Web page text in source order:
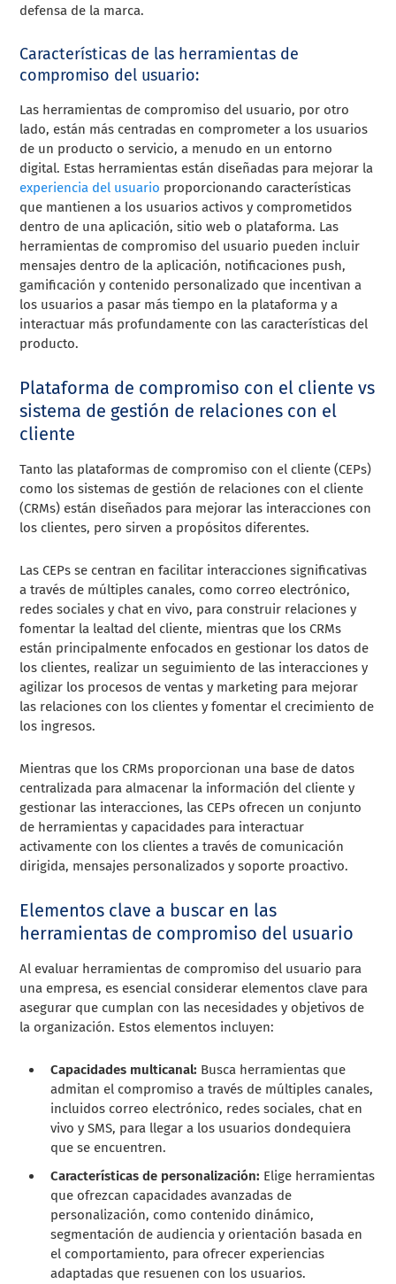
defensa de la marca.
Características de las herramientas de
compromiso del usuario:
Las herramientas de compromiso del usuario, por otro
lado, están más centradas en comprometer a los usuarios
de un producto o servicio, a menudo en un entorno
digital. Estas herramientas están diseñadas para mejorar la
experiencia del usuario proporcionando características
que mantienen a los usuarios activos y comprometidos
dentro de una aplicación, sitio web o plataforma. Las
herramientas de compromiso del usuario pueden incluir
mensajes dentro de la aplicación, notificaciones push,
gamificación y contenido personalizado que incentivan a
los usuarios a pasar más tiempo en la plataforma y a
interactuar más profundamente con las características del
producto.
Plataforma de compromiso con el cliente vs
sistema de gestión de relaciones con el
cliente
Tanto las plataformas de compromiso con el cliente (CEPs)
como los sistemas de gestión de relaciones con el cliente
(CRMs) están diseñados para mejorar las interacciones con
los clientes, pero sirven a propósitos diferentes.
Las CEPs se centran en facilitar interacciones significativas
a través de múltiples canales, como correo electrónico,
redes sociales y chat en vivo, para construir relaciones y
fomentar la lealtad del cliente, mientras que los CRMs
están principalmente enfocados en gestionar los datos de
los clientes, realizar un seguimiento de las interacciones y
agilizar los procesos de ventas y marketing para mejorar
las relaciones con los clientes y fomentar el crecimiento de
los ingresos.
Mientras que los CRMs proporcionan una base de datos
centralizada para almacenar la información del cliente y
gestionar las interacciones, las CEPs ofrecen un conjunto
de herramientas y capacidades para interactuar
activamente con los clientes a través de comunicación
dirigida, mensajes personalizados y soporte proactivo.
Elementos clave a buscar en las
herramientas de compromiso del usuario
Al evaluar herramientas de compromiso del usuario para
una empresa, es esencial considerar elementos clave para
asegurar que cumplan con las necesidades y objetivos de
la organización. Estos elementos incluyen:
Capacidades multicanal: Busca herramientas que
admitan el compromiso a través de múltiples canales,
incluidos correo electrónico, redes sociales, chat en
vivo y SMS, para llegar a los usuarios dondequiera
que se encuentren.
Características de personalización: Elige herramientas
que ofrezcan capacidades avanzadas de
personalización, como contenido dinámico,
segmentación de audiencia y orientación basada en
el comportamiento, para ofrecer experiencias
adaptadas que resuenen con los usuarios.